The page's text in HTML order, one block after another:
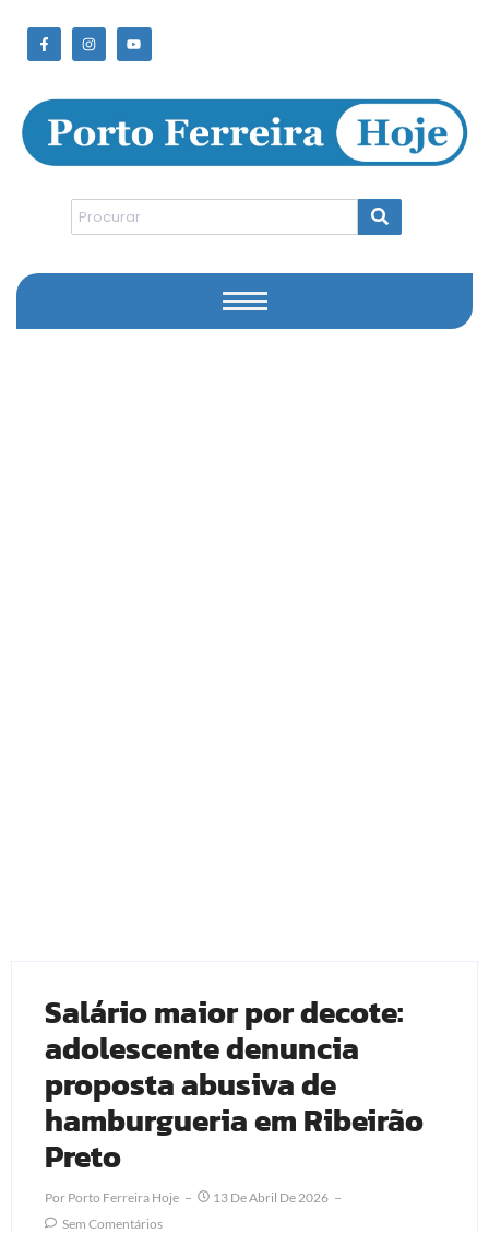
Salário maior por decote:
adolescente denuncia
proposta abusiva de
hamburgueria em Ribeirão
Preto
Por Porto Ferreira Hoje
13 De Abril De 2026
Sem Comentários